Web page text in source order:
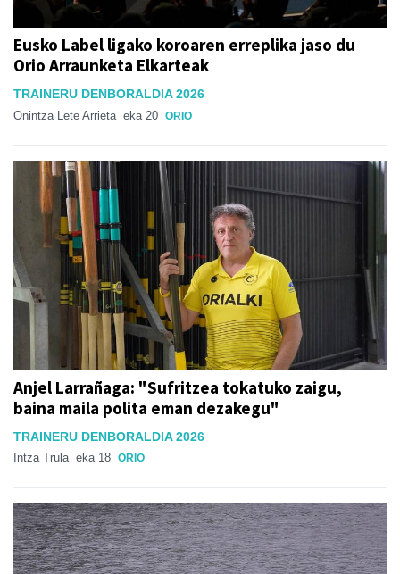
Eusko Label ligako koroaren erreplika jaso du
Orio Arraunketa Elkarteak
TRAINERU DENBORALDIA 2026
Onintza Lete Arrieta eka 20 ORIO
Anjel Larrañaga: "Sufritzea tokatuko zaigu,
baina maila polita eman dezakegu"
TRAINERU DENBORALDIA 2026
Intza Trula eka 18 ORIO